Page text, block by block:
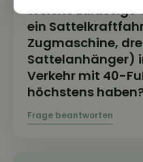
Welche
ein
Zugmaschine,
Sattelanhänger)
Verkehr mit 40-
höchstens